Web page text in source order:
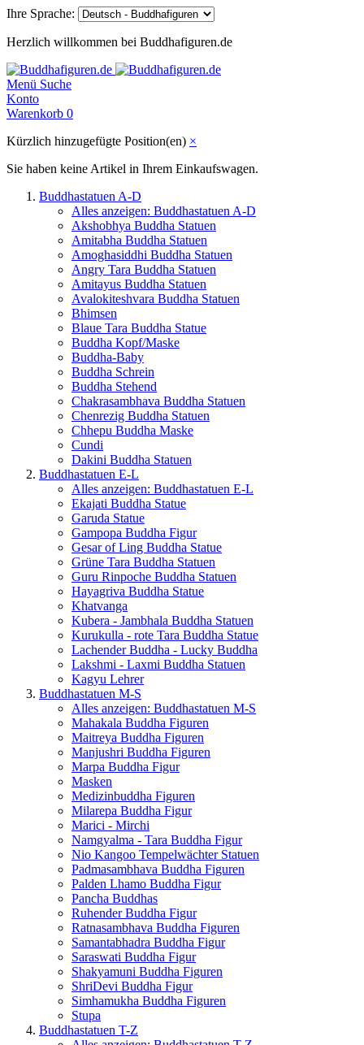
Ihre Sprache:
Herzlich willkommen bei Buddhafiguren.de
Menü Suche
Konto
Warenkorb 0
Kürzlich hinzugefügte Position(en) ×
Sie haben keine Artikel in Ihrem Einkaufswagen.
Buddhastatuen A-D
Alles anzeigen: Buddhastatuen A-D
Akshobhya Buddha Statuen
Amitabha Buddha Statuen
Amoghasiddhi Buddha Statuen
Angry Tara Buddha Statuen
Amitayus Buddha Statuen
Avalokiteshvara Buddha Statuen
Bhimsen
Blaue Tara Buddha Statue
Buddha Kopf/Maske
Buddha-Baby
Buddha Schrein
Buddha Stehend
Chakrasambhava Buddha Statuen
Chenrezig Buddha Statuen
Chhepu Buddha Maske
Cundi
Dakini Buddha Statuen
Buddhastatuen E-L
Alles anzeigen: Buddhastatuen E-L
Ekajati Buddha Statue
Garuda Statue
Gampopa Buddha Figur
Gesar of Ling Buddha Statue
Grüne Tara Buddha Statuen
Guru Rinpoche Buddha Statuen
Hayagriva Buddha Statue
Khatvanga
Kubera - Jambhala Buddha Statuen
Kurukulla - rote Tara Buddha Statue
Lachender Buddha - Lucky Buddha
Lakshmi - Laxmi Buddha Statuen
Kagyu Lehrer
Buddhastatuen M-S
Alles anzeigen: Buddhastatuen M-S
Mahakala Buddha Figuren
Maitreya Buddha Figuren
Manjushri Buddha Figuren
Marpa Buddha Figur
Masken
Medizinbuddha Figuren
Milarepa Buddha Figur
Marici - Mirchi
Namgyalma - Tara Buddha Figur
Nio Kangoo Tempelwächter Statuen
Padmasambhava Buddha Figuren
Palden Lhamo Buddha Figur
Pancha Buddhas
Ruhender Buddha Figur
Ratnasambhava Buddha Figuren
Samantabhadra Buddha Figur
Saraswati Buddha Figur
Shakyamuni Buddha Figuren
ShriDevi Buddha Figur
Simhamukha Buddha Figuren
Stupa
Buddhastatuen T-Z